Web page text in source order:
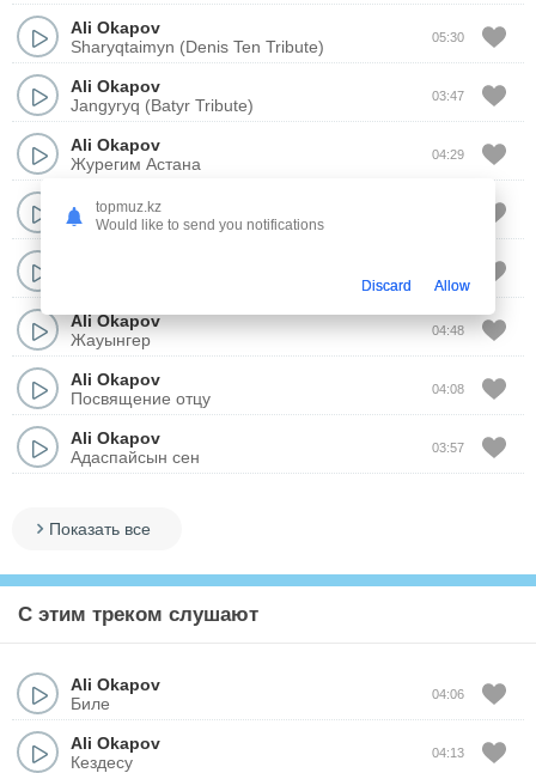
Ali Okapov
Sharyqtaimyn (Denis Ten Tribute)
05:30
Ali Okapov
Jangyryq (Batyr Tribute)
03:47
Ali Okapov
Журегим Астана
04:29
Ali Okapov
Не деген кыз
Ali Okapov
Жауынгер
04:48
Ali Okapov
Посвящение отцу
04:08
Ali Okapov
Адаспайсын сен
03:57
Показать все
С этим треком слушают
Ali Okapov
Биле
04:06
Ali Okapov
Кездесу
04:13
topmuz.kz
Would like to send you notifications
Discard Allow